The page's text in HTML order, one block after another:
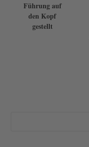
Führung auf
den Kopf
gestellt